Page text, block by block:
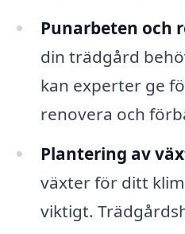
Punarbeten och
din trädgård
kan experter ge
renovera och
Plantering av
växter för ditt
viktigt.